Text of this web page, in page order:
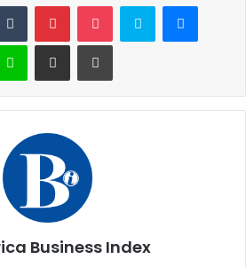
Tumblr PinterestPocket Skype
Ligne Partager par email Imprimer
Business Index